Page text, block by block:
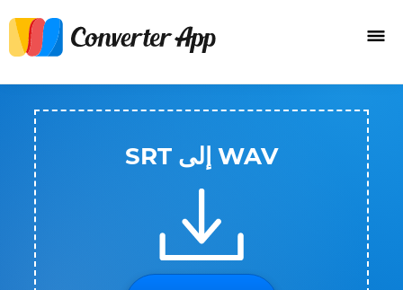
WAV إلى SRT